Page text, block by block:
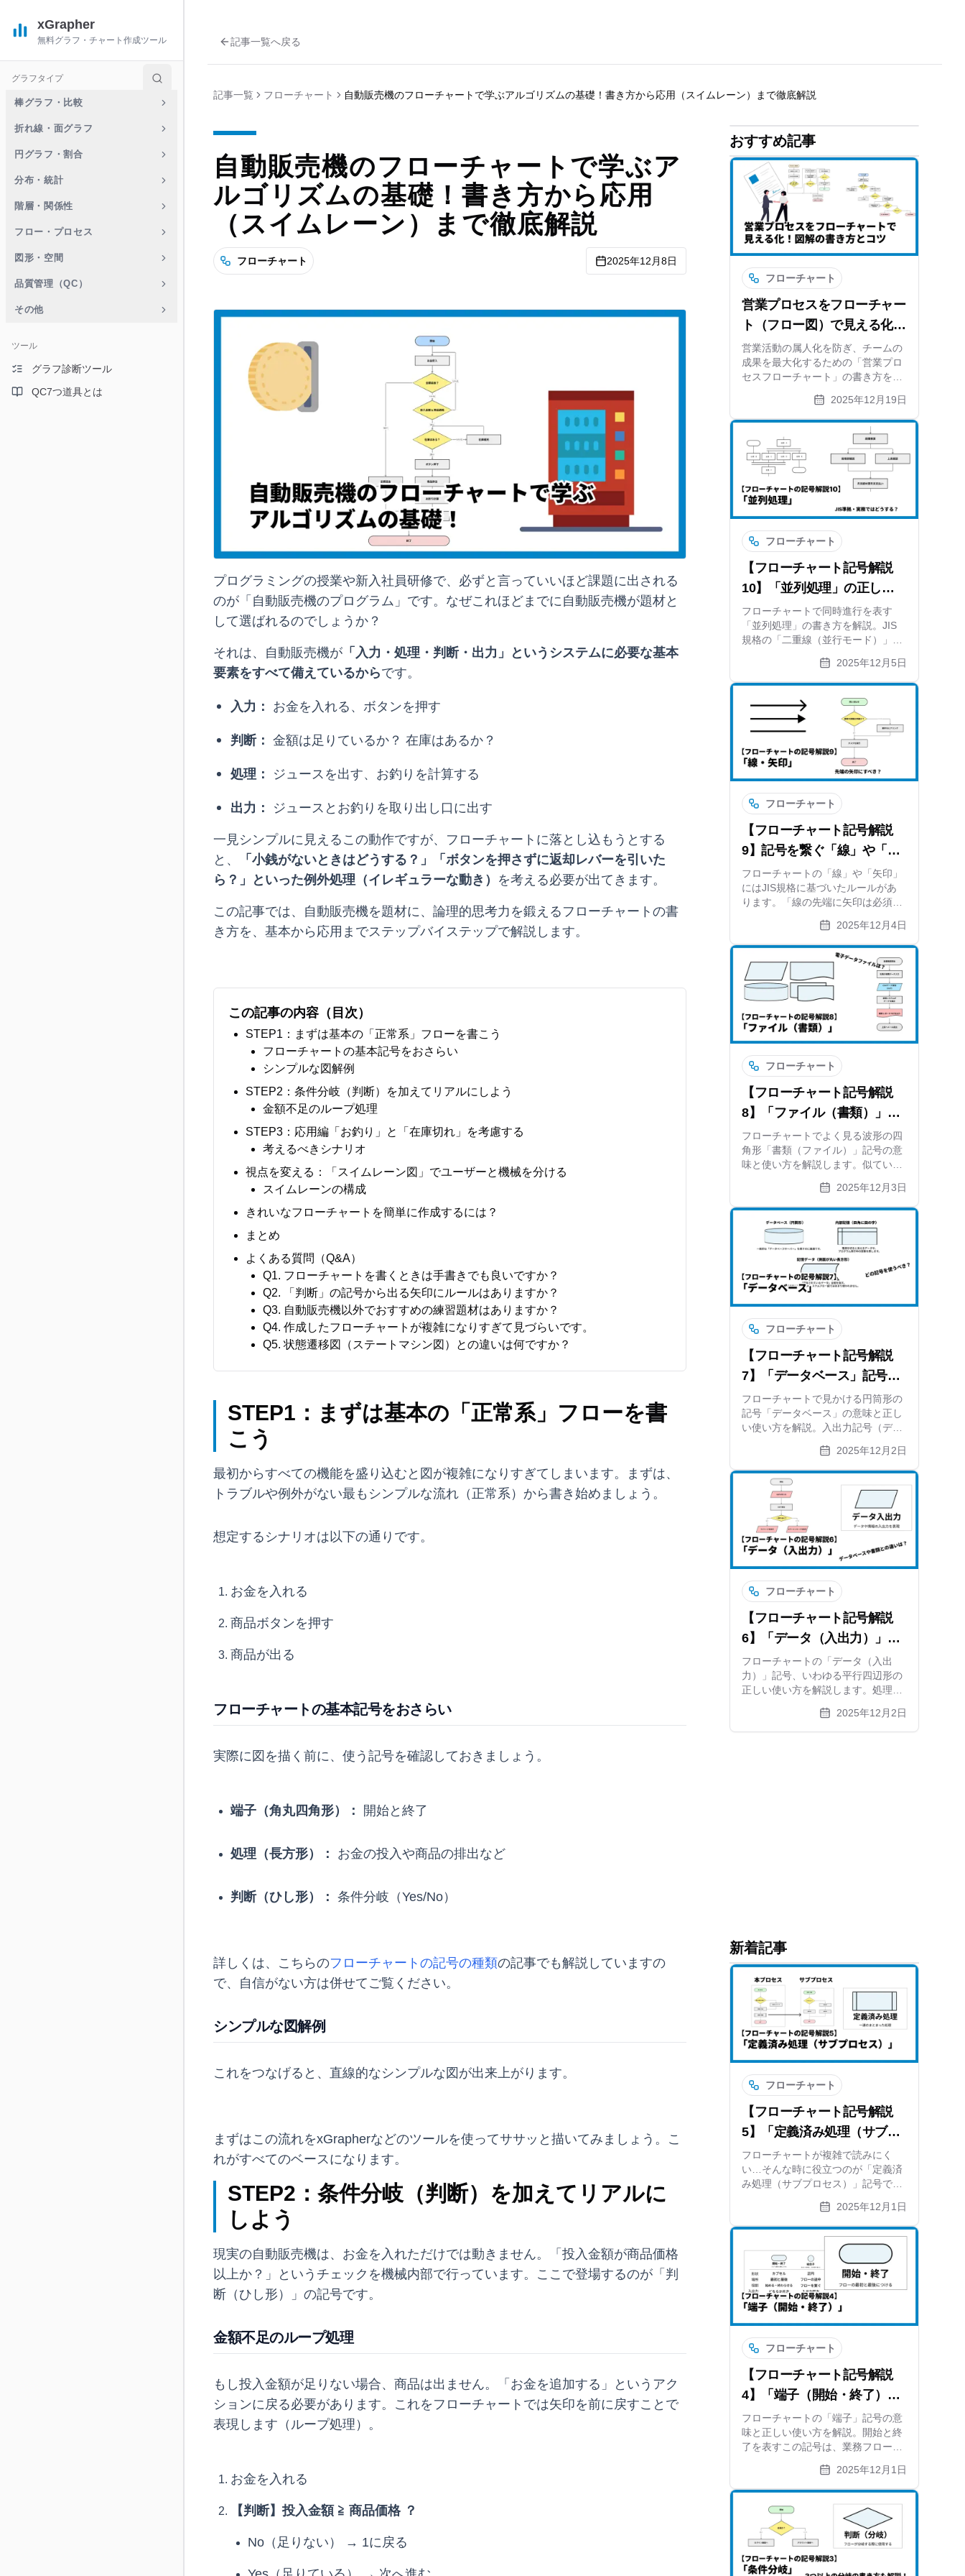
xGrapher
無料グラフ・チャート作成ツール
グラフタイプ
棒グラフ・比較
折れ線・面グラフ
円グラフ・割合
分布・統計
階層・関係性
フロー・プロセス
図形・空間
品質管理（QC）
その他
ツール
グラフ診断ツール
QC7つ道具とは
記事一覧へ戻る
記事一覧 フローチャート 自動販売機のフローチャートで学ぶアルゴリズムの基礎！書き方から応用（スイムレーン）まで徹底解説
自動販売機のフローチャートで学ぶア
ルゴリズムの基礎！書き方から応用
（スイムレーン）まで徹底解説
フローチャート 2025年12月8日
プログラミングの授業や新入社員研修で、必ずと言っていいほど課題に出される
のが「自動販売機のプログラム」です。なぜこれほどまでに自動販売機が題材と
して選ばれるのでしょうか？
それは、自動販売機が 「入力・処理・判断・出力」というシステムに必要な基本
要素をすべて備えているからです。
入力： お金を入れる、ボタンを押す
判断： 金額は足りているか？ 在庫はあるか？
処理： ジュースを出す、お釣りを計算する
出力： ジュースとお釣りを取り出し口に出す
一見シンプルに見えるこの動作ですが、フローチャートに落とし込もうとする
と、
「小銭がないときはどうする？」「ボタンを押さずに返却レバーを引いた
ら？」といった例外処理（イレギュラーな動き） を考える必要が出てきます。
この記事では、自動販売機を題材に、論理的思考力を鍛えるフローチャートの書
き方を、基本から応用までステップバイステップで解説します。
この記事の内容（目次）
STEP1：まずは基本の「正常系」フローを書こう
フローチャートの基本記号をおさらい
シンプルな図解例
STEP2：条件分岐（判断）を加えてリアルにしよう
金額不足のループ処理
STEP3：応用編「お釣り」と「在庫切れ」を考慮する
考えるべきシナリオ
視点を変える：「スイムレーン図」でユーザーと機械を分ける
スイムレーンの構成
きれいなフローチャートを簡単に作成するには？
まとめ
よくある質問（Q&A）
Q1. フローチャートを書くときは手書きでも良いですか？
Q2. 「判断」の記号から出る矢印にルールはありますか？
Q3. 自動販売機以外でおすすめの練習題材はありますか？
Q4. 作成したフローチャートが複雑になりすぎて見づらいです。
Q5. 状態遷移図（ステートマシン図）との違いは何ですか？
STEP1：まずは基本の「正常系」フローを書
こう
最初からすべての機能を盛り込むと図が複雑になりすぎてしまいます。まずは、
トラブルや例外がない最もシンプルな流れ（正常系）から書き始めましょう。
想定するシナリオは以下の通りです。
お金を入れる
商品ボタンを押す
商品が出る
フローチャートの基本記号をおさらい
実際に図を描く前に、使う記号を確認しておきましょう。
端子（角丸四角形）： 開始と終了
処理（長方形）： お金の投入や商品の排出など
判断（ひし形）： 条件分岐（Yes/No）
詳しくは、こちらのフローチャートの記号の種類の記事でも解説していますの
で、自信がない方は併せてご覧ください。
シンプルな図解例
これをつなげると、直線的なシンプルな図が出来上がります。
まずはこの流れをxGrapherなどのツールを使ってササッと描いてみましょう。こ
れがすべてのベースになります。
STEP2：条件分岐（判断）を加えてリアルに
しよう
現実の自動販売機は、お金を入れただけでは動きません。「投入金額が商品価格
以上か？」というチェックを機械内部で行っています。ここで登場するのが「判
断（ひし形）」の記号です。
金額不足のループ処理
もし投入金額が足りない場合、商品は出ません。「お金を追加する」というアク
ションに戻る必要があります。これをフローチャートでは矢印を前に戻すことで
表現します（ループ処理）。
お金を入れる
【判断】投入金額 ≧ 商品価格 ？
No（足りない） → 1に戻る
おすすめ記事
フローチャート
営業プロセスをフローチャー
ト（フロー図）で見える化！
図解の書き方とコツ
営業活動の属人化を防ぎ、チームの
成果を最大化するための「営業プロ
セスフローチャート」の書き方を詳
しく解説。リード獲得から受注まで
の各フェーズで検討すべき項目やバ
リエーション、スイムレーン図の活
用法、おすすめツールの使い方まで
網羅しています。
2025年12月19日
フローチャート
【フローチャート記号解説
10】「並列処理」の正しい
書き方は？二重線とフォーク
の使い方を解説
フローチャートで同時進行を表す
「並列処理」の書き方を解説。JIS
規格の「二重線（並行モード）」と
岐）」の違い、条件分岐（ひし形）
との使い分けまで、作図ツール
xGrapherがわかりやすく紹介しま
2025年12月5日
フローチャート
【フローチャート記号解説
9】記号を繋ぐ「線」や「矢
印」のルール
フローチャートの「線」や「矢印」
にはJIS規格に基づいたルールがあ
ります。「線の先端に矢印は必須な
は？」といった疑問を解説。見やす
い図を作るための引き方のコツや、
自動で線を整えてくれるツール
xGrapherも紹介します。
2025年12月4日
フローチャート
【フローチャート記号解説
8】「ファイル（書類）」電
子データの場合も解説
フローチャートでよく見る波形の四
角形「書類（ファイル）」記号の意
味と使い方を解説します。似ている
「複数書類」や「データ」記号との
違い、現代のペーパーレス業務での
扱い方、そして作成したフローチャ
ート自体のファイル出力についても
紹介します。
2025年12月3日
フローチャート
【フローチャート記号解説
7】「データベース」記号の
意味と正しい使い方
フローチャートで見かける円筒形の
記号「データベース」の意味と正し
い使い方を解説。入出力記号（デー
定義、システムフロー図での活用事
例も紹介します。作図ツール
xGrapherを使えば、専門的な記号も
簡単に配置可能です。
2025年12月2日
フローチャート
【フローチャート記号解説
6】「データ（入出力）」記
号の意味と正しい使い方｜平
行四辺形はいつ使う？
フローチャートの「データ（入出
力）」記号、いわゆる平行四辺形の
正しい使い方を解説します。処理記
記号との使い分けも詳しく紹介。
xGrapherを使った作図例もあわせて
2025年12月2日
新着記事
フローチャート
【フローチャート記号解説
5】「定義済み処理（サブプ
ロセス）」とは？
フローチャートが複雑で読みにく
い…そんな時に役立つのが「定義済
み処理（サブプロセス）」記号で
す。巨大なフロー図を階層化し、ス
ッキリ整理するための使い方やルー
ルを解説します。Excelでは面倒な
管理や修正も、作図ツールならスム
ーズに行えるコツも紹介。
2025年12月1日
フローチャート
【フローチャート記号解説
4】「端子（開始・終了）」
の正しい使い方と書き方ルー
ル
フローチャートの「端子」記号の意
味と正しい使い方を解説。開始と終
了を表すこの記号は、業務フロー図
ストの入れ方、他の記号との違いを
初心者向けにわかりやすく紹介しま
す。作図ツールxGrapherでの活用法
2025年12月1日